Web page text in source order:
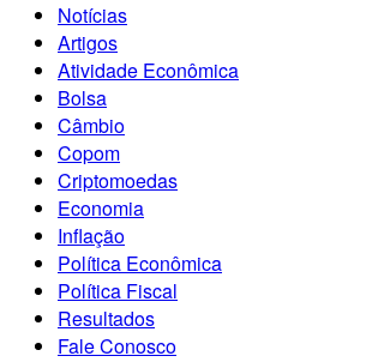
Notícias
Artigos
Atividade Econômica
Bolsa
Câmbio
Copom
Criptomoedas
Economia
Inflação
Política Econômica
Política Fiscal
Resultados
Fale Conosco